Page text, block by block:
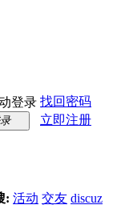
登录 找回密码
立即注册
: 活动 交友 discuz